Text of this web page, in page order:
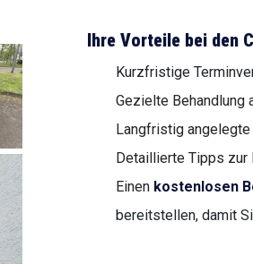
Ihre Vorteile bei den
Kurzfristige
Gezielte Behandlung
Langfristig
Detaillierte Tipps zur
Einen kostenlosen
bereitstellen, damit